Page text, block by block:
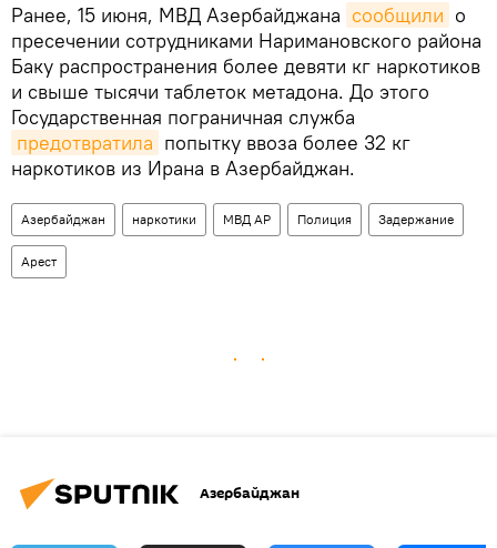
Ранее, 15 июня, МВД Азербайджана сообщили о
пресечении сотрудниками Наримановского района
Баку распространения более девяти кг наркотиков
и свыше тысячи таблеток метадона. До этого
Государственная пограничная служба
предотвратила попытку ввоза более 32 кг
наркотиков из Ирана в Азербайджан.
Азербайджан наркотики МВД АР Полиция Задержание
Арест
Азербайджан